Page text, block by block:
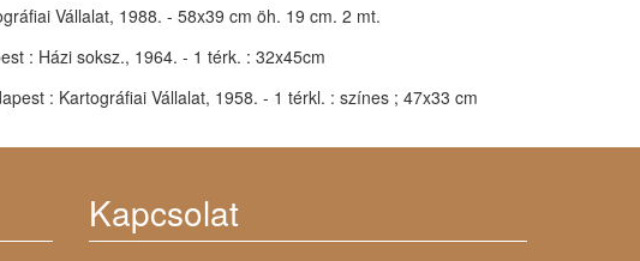
Vállalat, 1988. - 58x39 cm öh. 19 cm. 2 mt.
: Házi soksz., 1964. - 1 térk. : 32x45cm
: Kartográfiai Vállalat, 1958. - 1 térkl. : színes ; 47x33 cm
Kapcsolat